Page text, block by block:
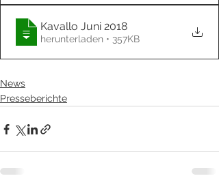
Kavallo Juni 2018
herunterladen • 357KB
News
Presseberichte